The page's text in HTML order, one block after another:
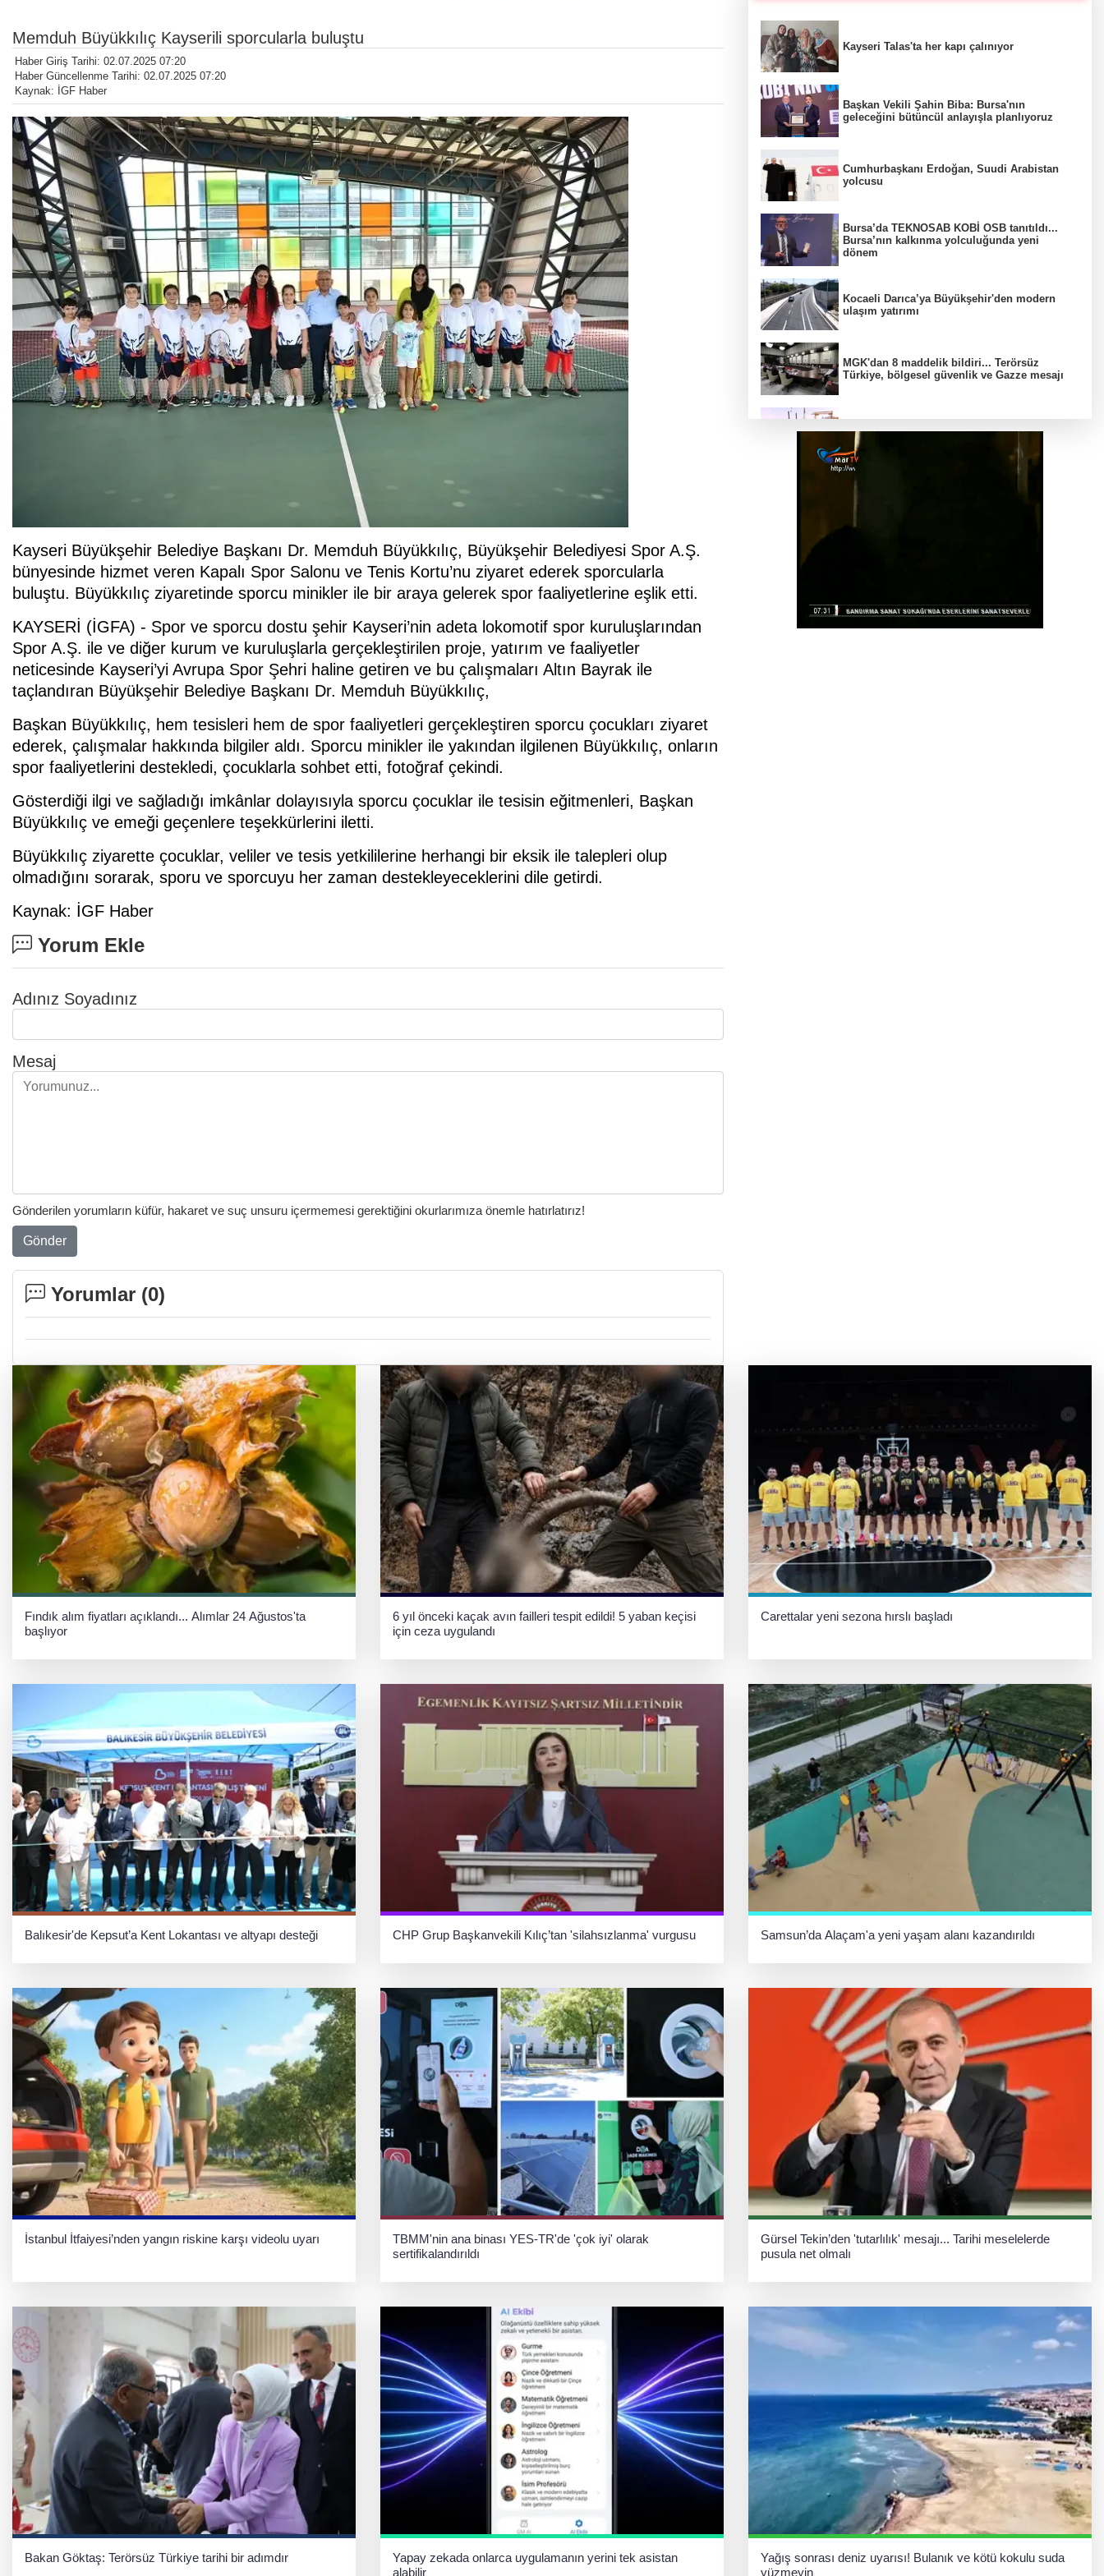
Memduh Büyükkılıç Kayserili sporcularla buluştu
Haber Giriş Tarihi: 02.07.2025 07:20
Haber Güncellenme Tarihi: 02.07.2025 07:20
Kaynak: İGF Haber
Kayseri Büyükşehir Belediye Başkanı Dr. Memduh Büyükkılıç, Büyükşehir Belediyesi Spor A.Ş.
bünyesinde hizmet veren Kapalı Spor Salonu ve Tenis Kortu’nu ziyaret ederek sporcularla
buluştu. Büyükkılıç ziyaretinde sporcu minikler ile bir araya gelerek spor faaliyetlerine eşlik etti.
KAYSERİ (İGFA) - Spor ve sporcu dostu şehir Kayseri’nin adeta lokomotif spor kuruluşlarından
Spor A.Ş. ile ve diğer kurum ve kuruluşlarla gerçekleştirilen proje, yatırım ve faaliyetler
neticesinde Kayseri’yi Avrupa Spor Şehri haline getiren ve bu çalışmaları Altın Bayrak ile
taçlandıran Büyükşehir Belediye Başkanı Dr. Memduh Büyükkılıç,
Başkan Büyükkılıç, hem tesisleri hem de spor faaliyetleri gerçekleştiren sporcu çocukları ziyaret
ederek, çalışmalar hakkında bilgiler aldı. Sporcu minikler ile yakından ilgilenen Büyükkılıç, onların
spor faaliyetlerini destekledi, çocuklarla sohbet etti, fotoğraf çekindi.
Gösterdiği ilgi ve sağladığı imkânlar dolayısıyla sporcu çocuklar ile tesisin eğitmenleri, Başkan
Büyükkılıç ve emeği geçenlere teşekkürlerini iletti.
Büyükkılıç ziyarette çocuklar, veliler ve tesis yetkililerine herhangi bir eksik ile talepleri olup
olmadığını sorarak, sporu ve sporcuyu her zaman destekleyeceklerini dile getirdi.
Kaynak: İGF Haber
Yorum Ekle
Adınız Soyadınız
Mesaj
Gönderilen yorumların küfür, hakaret ve suç unsuru içermemesi gerektiğini okurlarımıza önemle hatırlatırız!
Gönder
Yorumlar (0)
Kayseri Talas'ta her kapı çalınıyor
Başkan Vekili Şahin Biba: Bursa'nın
geleceğini bütüncül anlayışla planlıyoruz
Cumhurbaşkanı Erdoğan, Suudi Arabistan
yolcusu
Bursa’da TEKNOSAB KOBİ OSB tanıtıldı...
Bursa’nın kalkınma yolculuğunda yeni
dönem
Kocaeli Darıca’ya Büyükşehir'den modern
ulaşım yatırımı
MGK'dan 8 maddelik bildiri... Terörsüz
Türkiye, bölgesel güvenlik ve Gazze mesajı
Yakıt barcı filosuna iki yeni gemi
Türk Tarih Kurumu’ndan tarihi içerikler tek
Görevden uzaklaştırılan Utku Caner Çaykara
hakkında tahliye kararı
Fındık alım fiyatları açıklandı... Alımlar 24 Ağustos'ta
başlıyor
6 yıl önceki kaçak avın failleri tespit edildi! 5 yaban keçisi
için ceza uygulandı
Carettalar yeni sezona hırslı başladı
Balıkesir'de Kepsut’a Kent Lokantası ve altyapı desteği CHP Grup Başkanvekili Kılıç’tan 'silahsızlanma' vurgusu Samsun’da Alaçam'a yeni yaşam alanı kazandırıldı
İstanbul İtfaiyesi’nden yangın riskine karşı videolu uyarı
TBMM'nin ana binası YES-TR'de 'çok iyi' olarak
sertifikalandırıldı
Gürsel Tekin’den 'tutarlılık' mesajı... Tarihi meselelerde
pusula net olmalı
Bakan Göktaş: Terörsüz Türkiye tarihi bir adımdır
Yapay zekada onlarca uygulamanın yerini tek asistan
alabilir
Yağış sonrası deniz uyarısı! Bulanık ve kötü kokulu suda
yüzmeyin